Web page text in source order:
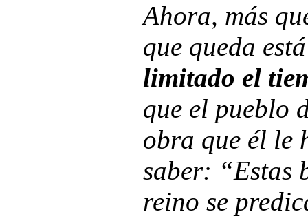
Ahora, más
que queda
limitado el
que el pueblo
obra que él le
saber: “Estas
reino se